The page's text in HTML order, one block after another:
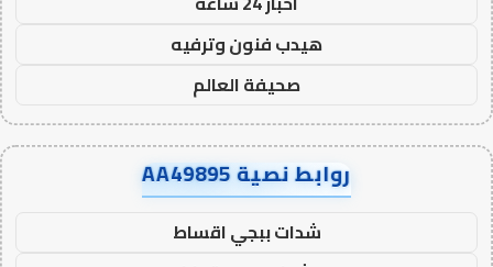
هيدب فنون وترفيه
صحيفة العالم
روابط نصية AA49895
شدات ببجي اقساط